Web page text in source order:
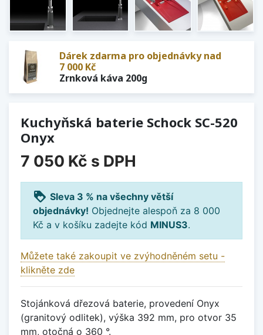
Dárek zdarma pro objednávky nad
7 000 Kč
Zrnková káva 200g
Kuchyňská baterie Schock SC-520
Onyx
7 050 Kč s DPH
loyalty Sleva 3 % na všechny větší
objednávky! Objednejte alespoň za 8 000
Kč a v košíku zadejte kód MINUS3.
Můžete také zakoupit ve zvýhodněném setu -
klikněte zde
Stojánková dřezová baterie, provedení Onyx
(granitový odlitek), výška 392 mm, pro otvor 35
mm, otočná o 360 °.